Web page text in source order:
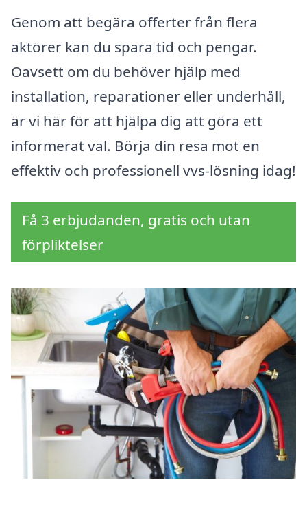
Genom att begära offerter från flera
aktörer kan du spara tid och pengar.
Oavsett om du behöver hjälp med
installation, reparationer eller underhåll,
är vi här för att hjälpa dig att göra ett
informerat val. Börja din resa mot en
effektiv och professionell vvs-lösning idag!
Få 3 erbjudanden, gratis och utan
förpliktelser